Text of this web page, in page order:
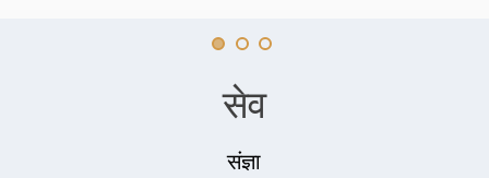
सेव
संज्ञा